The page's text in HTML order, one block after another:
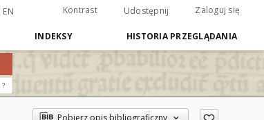
EN Kontrast Udostępnij Zaloguj się
INDEKSY HISTORIA PRZEGLĄDANIA
?
Pobierz opis bibliograficzny